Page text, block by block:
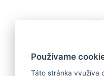
Používame
Táto stránka využíva